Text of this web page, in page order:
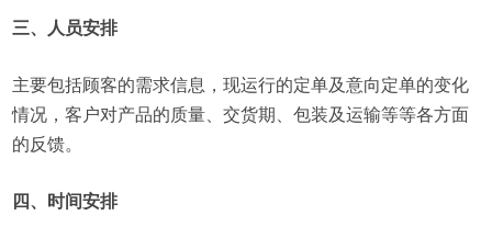
三、人员安排
主要包括顾客的需求信息，现运行的定单及意向定单的变化
情况，客户对产品的质量、交货期、包装及运输等等各方面
的反馈。
四、时间安排